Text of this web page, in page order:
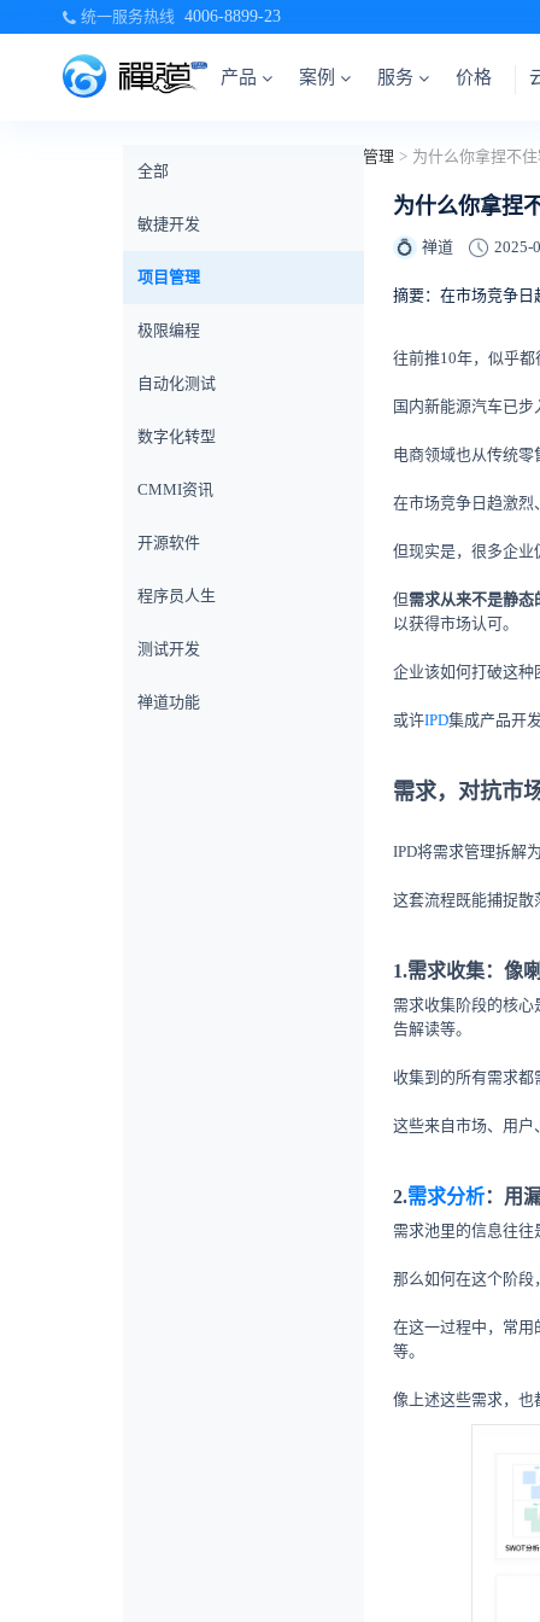
统一服务热线 4006-8899-23
产品 案例 服务 价格
项目管理 > 为什么你拿捏不
全部
敏捷开发
项目管理
极限编程
自动化测试
数字化转型
CMMI资讯
开源软件
程序员人生
测试开发
禅道功能
为什么你拿捏
💍 禅道 2025-
摘要：在市场竞争日
往前推10年，似乎
国内新能源汽车已
电商领域也从传统
在市场竞争日趋激烈
但现实是，很多企业
但需求从来不是静态
以获得市场认可。
企业该如何打破这种
或许IPD集成产品开
需求，对抗市
IPD将需求管理拆解
这套流程既能捕捉散
1.需求收集：像
需求收集阶段的核心
告解读等。
收集到的所有需求
这些来自市场、用户
2.需求分析：用
需求池里的信息往往
那么如何在这个阶段
在这一过程中，常用
等。
像上述这些需求，也